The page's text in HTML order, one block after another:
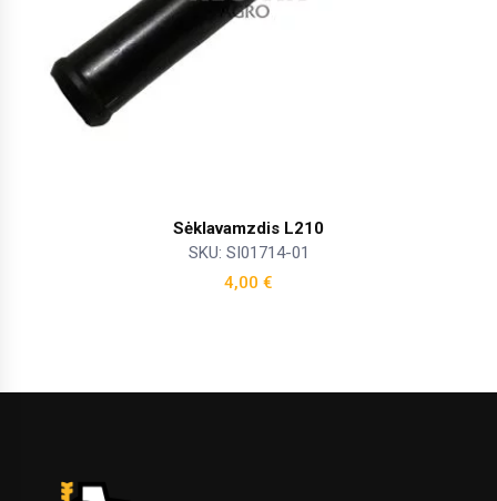
Sėklavamzdis L210
SKU: SI01714-01
4,00 €